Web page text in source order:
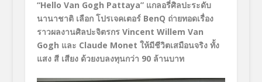
“Hello Van Gogh Pattaya” แกลอรี่ศิลปะระดับ
นานาชาติ เลือก โปรเจคเตอร์ BenQ ถ่ายทอดเรื่อง
ราวผลงานศิลปะจิตรกร Vincent Willem Van
Gogh และ Claude Monet ให้มีชีวิตเสมือนจริง ทั้ง
แสง สี เสียง ด้วยงบลงทุนกว่า 90 ล้านบาท